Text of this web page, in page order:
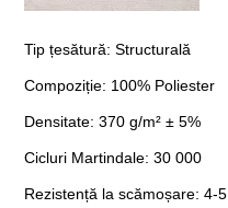
Tip țesătură: Structurală
Compoziție: 100% Poliester
Densitate: 370 g/m² ± 5%
Cicluri Martindale: 30 000
Rezistență la scămoșare: 4-5